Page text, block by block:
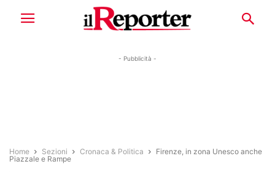
- Pubblicità -
Home Sezioni Cronaca & Politica
Firenze, in zona Unesco anche
Piazzale e Rampe